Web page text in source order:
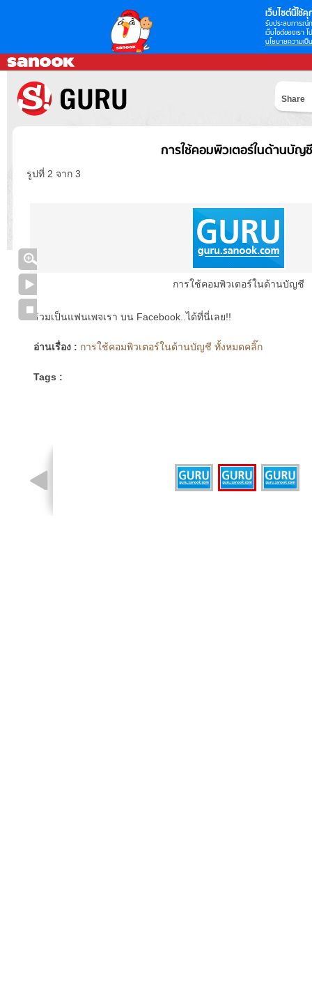
เว็บไซต์นี้ใช้คุ
รับประสบการณ์
เว็บไซต์ของเรา
นโยบายความเป็
Share
การใช้คอมพิวเตอร์ในด้านบัญชี
รูปที่ 2 จาก 3
การใช้คอมพิวเตอร์ในด้านบัญชี
ร่วมเป็นแฟนเพจเรา บน Facebook..ได้ที่นี่เลย!!
อ่านเรื่อง : การใช้คอมพิวเตอร์ในด้านบัญชี ทั้งหมดคลิ๊ก
Tags :